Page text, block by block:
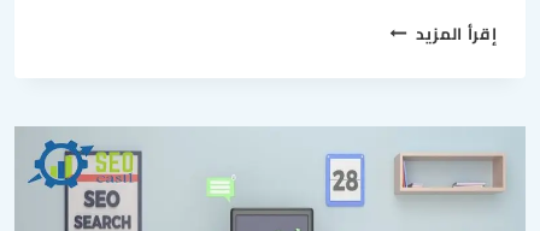
إقرأ المزيد